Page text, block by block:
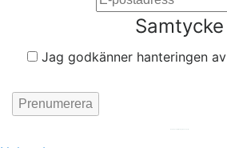
Samtycke
Jag godkänner hanteringen av